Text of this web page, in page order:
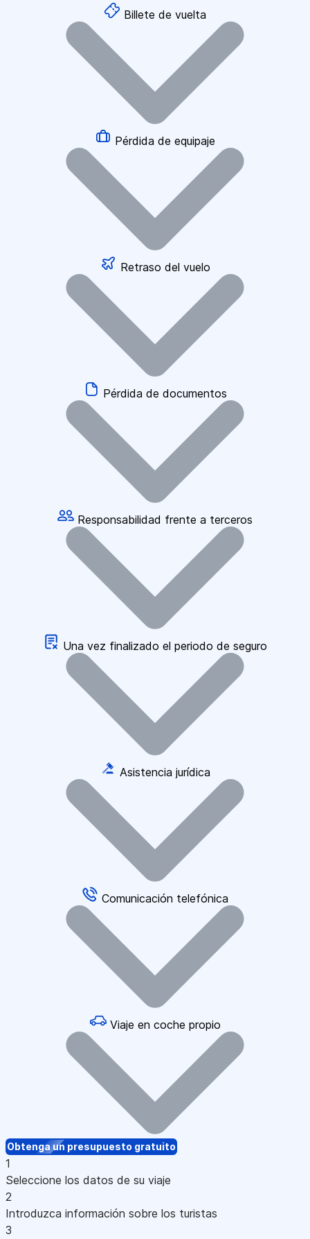
Billete de vuelta
Pérdida de equipaje
Retraso del vuelo
Pérdida de documentos
Responsabilidad frente a terceros
Una vez finalizado el periodo de seguro
Asistencia jurídica
Comunicación telefónica
Viaje en coche propio
Obtenga un presupuesto gratuito
1
Seleccione los datos de su viaje
2
Introduzca información sobre los turistas
3